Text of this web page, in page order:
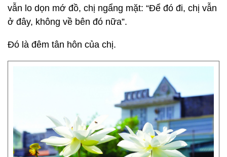
vẫn lo dọn mớ đồ, chị ngẩng mặt: “Để đó đi, chị vẫn
ở đây, không về bên đó nữa”.
Đó là đêm tân hôn của chị.